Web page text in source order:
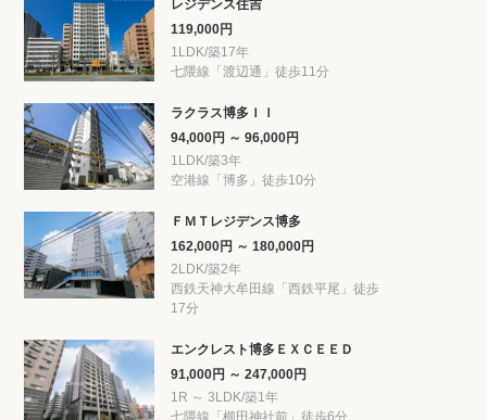
レジデンス住吉
119,000円
1LDK/築17年
七隈線「渡辺通」徒歩11分
ラクラス博多ＩＩ
94,000円 ～ 96,000円
1LDK/築3年
空港線「博多」徒歩10分
ＦＭＴレジデンス博多
162,000円 ～ 180,000円
2LDK/築2年
西鉄天神大牟田線「西鉄平尾」徒歩
17分
エンクレスト博多ＥＸＣＥＥＤ
91,000円 ～ 247,000円
1R ～ 3LDK/築1年